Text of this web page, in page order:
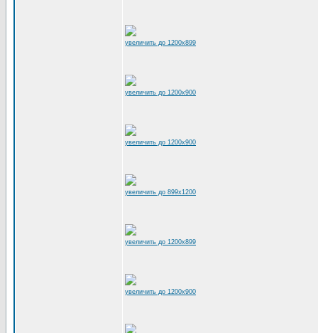
увеличить до 1200x899
увеличить до 1200x900
увеличить до 1200x900
увеличить до 899x1200
увеличить до 1200x899
увеличить до 1200x900